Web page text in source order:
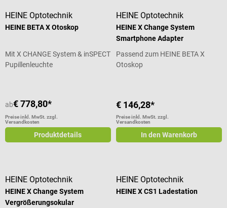
HEINE Optotechnik
HEINE BETA X Otoskop
Mit X CHANGE System & inSPECT
Pupillenleuchte
ab€ 778,80*
Preise inkl. MwSt. zzgl.
Versandkosten
Produktdetails
HEINE Optotechnik
HEINE X Change System
Smartphone Adapter
Passend zum HEINE BETA X
Otoskop
€ 146,28*
Preise inkl. MwSt. zzgl.
Versandkosten
In den Warenkorb
HEINE Optotechnik
HEINE X Change System
Vergrößerungsokular
HEINE Optotechnik
HEINE X CS1 Ladestation